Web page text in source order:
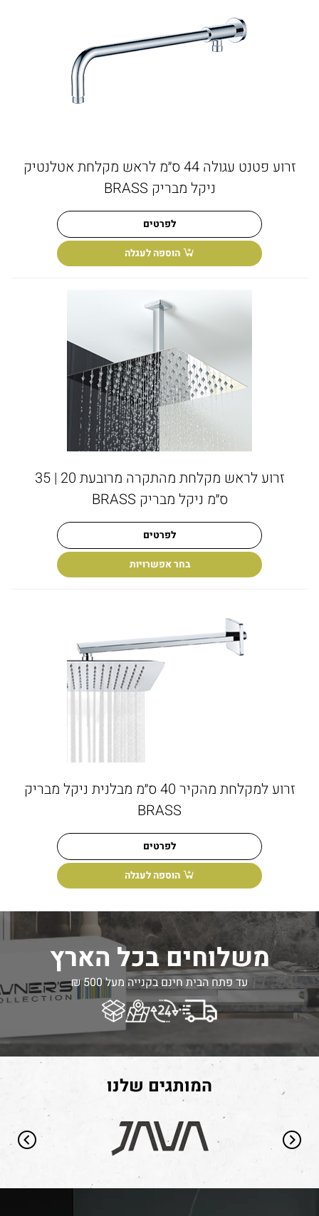
זרוע פטנט עגולה 44 ס״מ לראש מקלחת אטלנטיק
ניקל מבריק BRASS
לפרטים
הוספה לעגלה
זרוע לראש מקלחת מהתקרה מרובעת 20 | 35
ס״מ ניקל מבריק BRASS
לפרטים
בחר אפשרויות
זרוע למקלחת מהקיר 40 ס״מ מבלנית ניקל מבריק
BRASS
לפרטים
הוספה לעגלה
משלוחים בכל הארץ
עד פתח הבית חינם בקנייה מעל 500 ₪
המותגים שלנו